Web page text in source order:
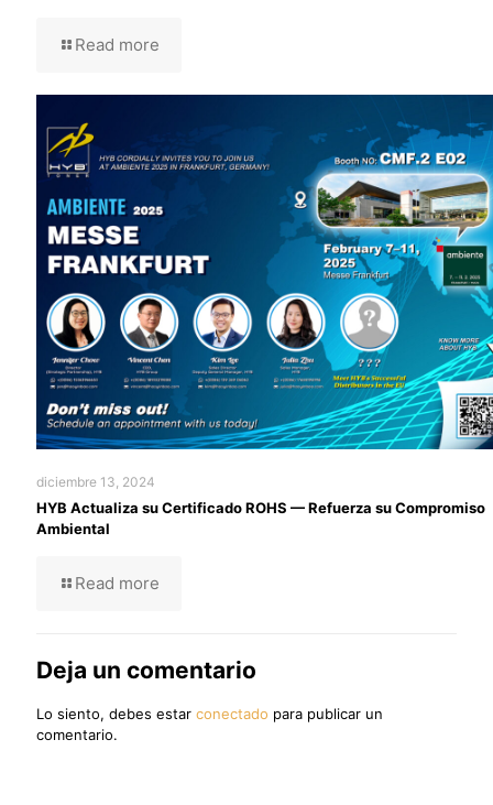
Read more
diciembre 13, 2024
HYB Actualiza su Certificado ROHS — Refuerza su Compromiso
Ambiental
Read more
Deja un comentario
Lo siento, debes estar conectado para publicar un
comentario.